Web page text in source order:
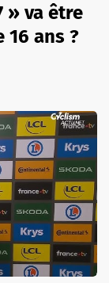
» va être
16 ans ?